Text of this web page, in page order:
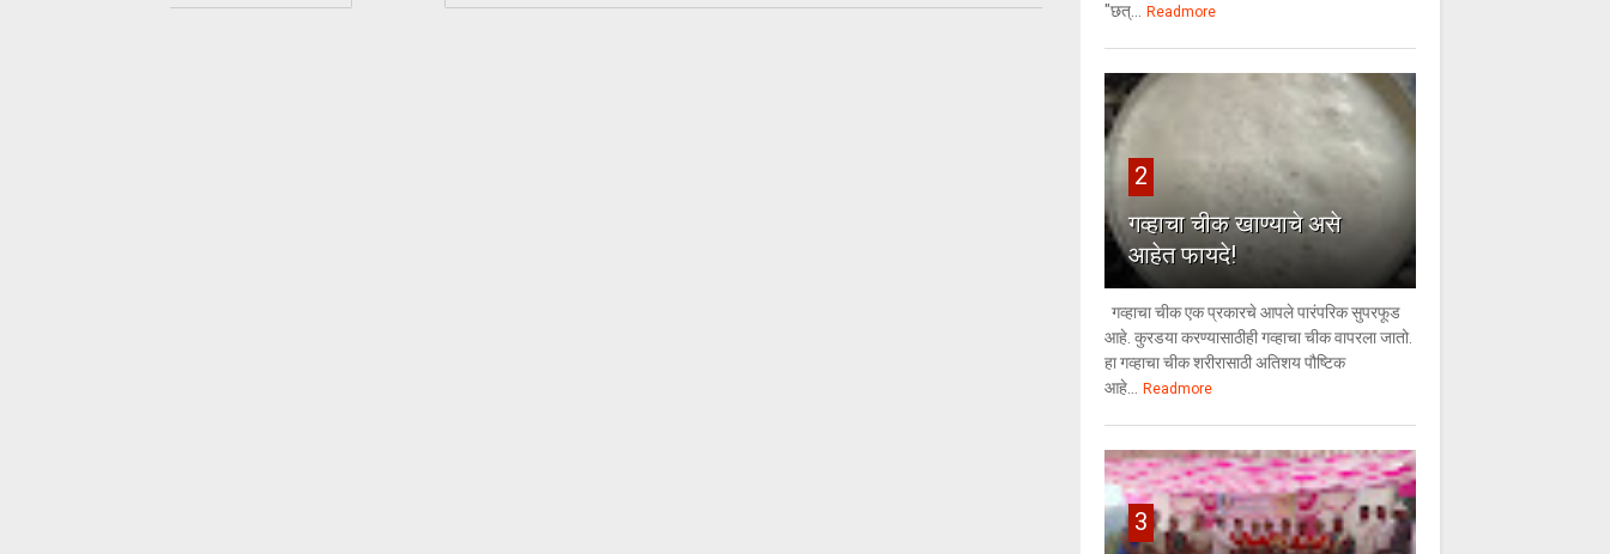
"छत्... Readmore
2
गव्हाचा चीक खाण्याचे असे
आहेत फायदे!
गव्हाचा चीक एक प्रकारचे आपले पारंपरिक सुपरफूड
आहे. कुरडया करण्यासाठीही गव्हाचा चीक वापरला जातो.
हा गव्हाचा चीक शरीरासाठी अतिशय पौष्टिक
आहे... Readmore
3